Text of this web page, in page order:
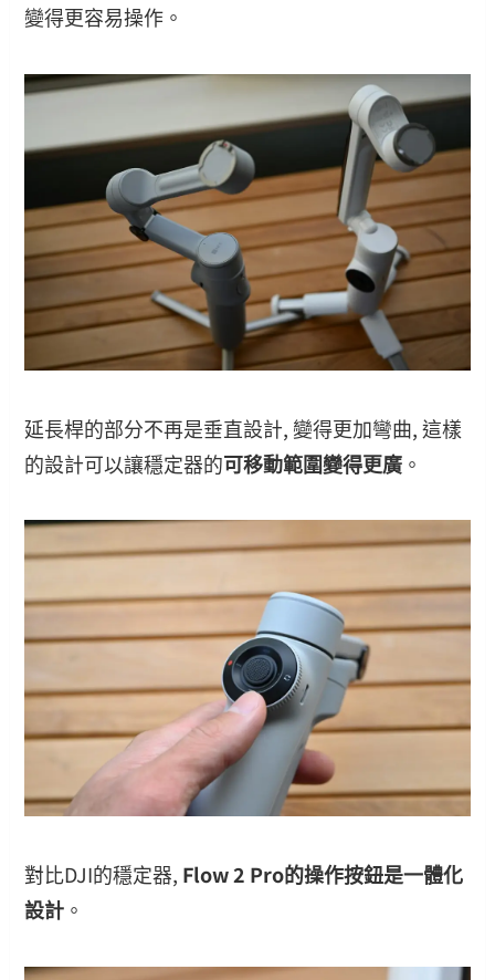
變得更容易操作。
延長桿的部分不再是垂直設計, 變得更加彎曲, 這樣
的設計可以讓穩定器的可移動範圍變得更廣 。
對比DJI的穩定器, Flow 2 Pro的操作按鈕是一體化
設計 。